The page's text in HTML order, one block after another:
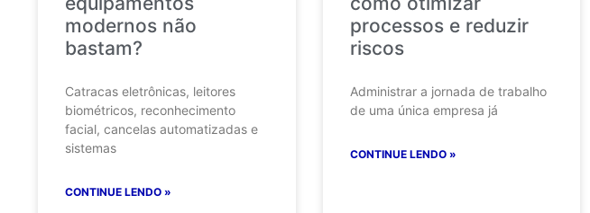
modernos não
bastam?
Catracas eletrônicas, leitores
biométricos, reconhecimento
facial, cancelas automatizadas e
sistemas
CONTINUE LENDO »
processos e reduzir
riscos
Administrar a jornada de trabalho
de uma única empresa já
CONTINUE LENDO »